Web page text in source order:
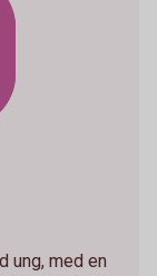
ung, med en